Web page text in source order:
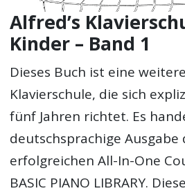
Alfred’s
Kinder – Band 1
Dieses Buch ist eine
Klavierschule, die sich
fünf Jahren richtet. Es
deutschsprachige
erfolgreichen All-In-One
BASIC PIANO LIBRARY.